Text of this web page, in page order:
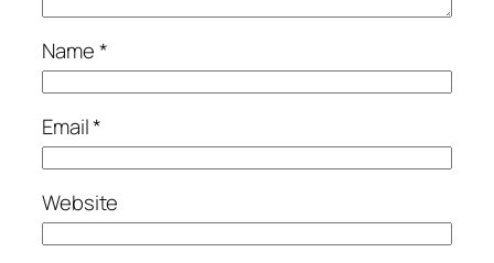
Name*
Email*
Website